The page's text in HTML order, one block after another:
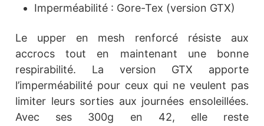
Imperméabilité : Gore-Tex (version GTX)
Le upper en mesh renforcé résiste aux
accrocs tout en maintenant une bonne
respirabilité. La version GTX apporte
l’imperméabilité pour ceux qui ne veulent pas
limiter leurs sorties aux journées ensoleillées.
Avec ses 300g en 42, elle reste